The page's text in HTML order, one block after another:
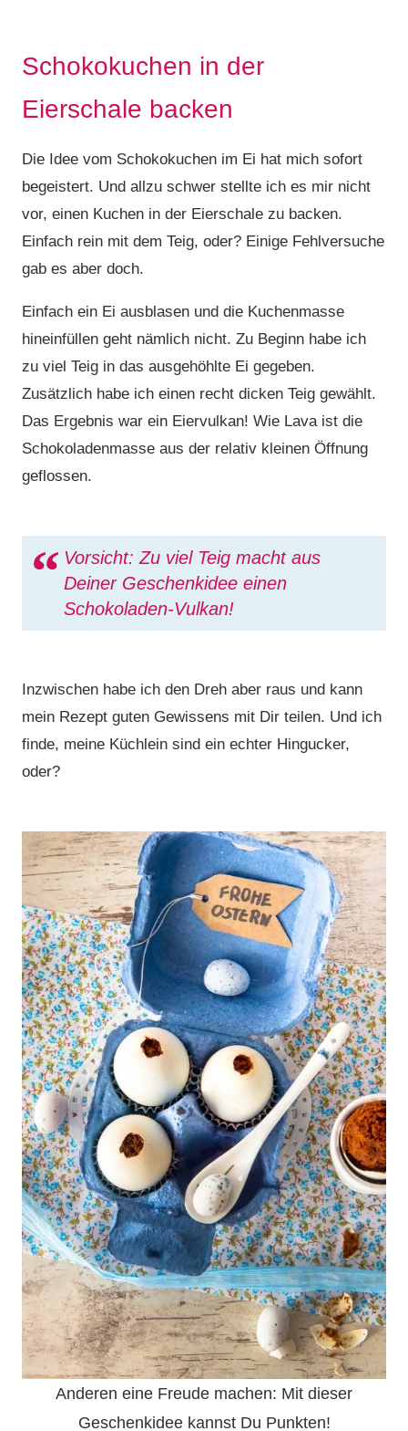
Schokokuchen in der
Eierschale backen
Die Idee vom Schokokuchen im Ei hat mich sofort
begeistert. Und allzu schwer stellte ich es mir nicht
vor, einen Kuchen in der Eierschale zu backen.
Einfach rein mit dem Teig, oder? Einige Fehlversuche
gab es aber doch.
Einfach ein Ei ausblasen und die Kuchenmasse
hineinfüllen geht nämlich nicht. Zu Beginn habe ich
zu viel Teig in das ausgehöhlte Ei gegeben.
Zusätzlich habe ich einen recht dicken Teig gewählt.
Das Ergebnis war ein Eiervulkan! Wie Lava ist die
Schokoladenmasse aus der relativ kleinen Öffnung
geflossen.
Vorsicht: Zu viel Teig macht aus
Deiner Geschenkidee einen
Schokoladen-Vulkan!
Inzwischen habe ich den Dreh aber raus und kann
mein Rezept guten Gewissens mit Dir teilen. Und ich
finde, meine Küchlein sind ein echter Hingucker,
oder?
Anderen eine Freude machen: Mit dieser
Geschenkidee kannst Du Punkten!